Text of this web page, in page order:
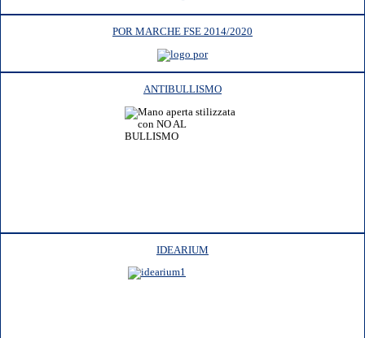
POR MARCHE FSE 2014/2020
ANTIBULLISMO
IDEARIUM